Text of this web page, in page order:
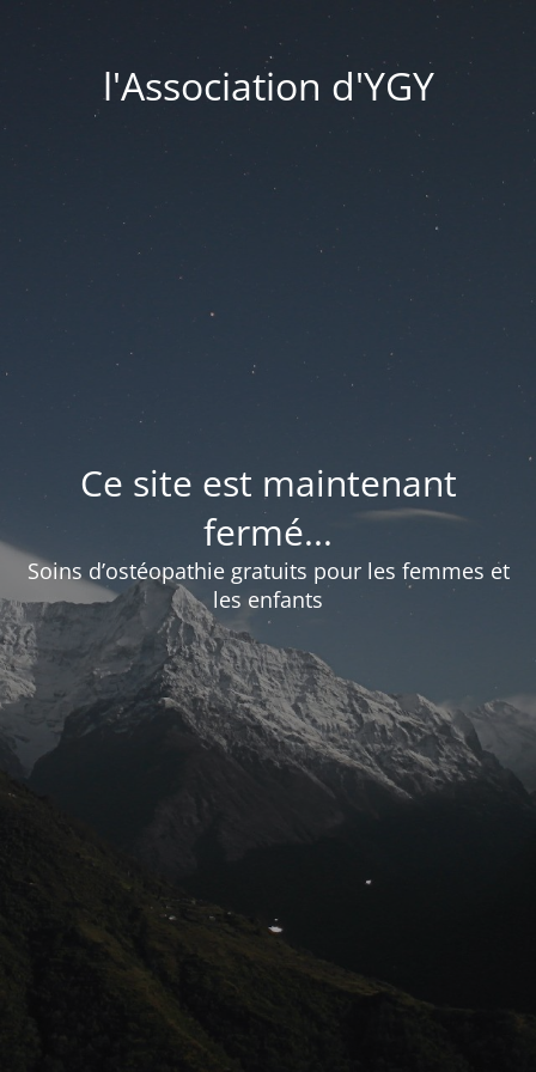
l'Association d'YGY
Ce site est maintenant
fermé...
Soins d’ostéopathie gratuits pour les femmes et
les enfants